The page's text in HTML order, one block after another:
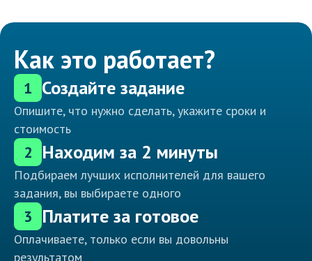
Как это работает?
1 Создайте задание
Опишите, что нужно сделать, укажите сроки и
стоимость
2 Находим за 2 минуты
Подбираем лучших исполнителей для вашего
задания, вы выбираете одного
3 Платите за готовое
Оплачиваете, только если вы довольны
результатом